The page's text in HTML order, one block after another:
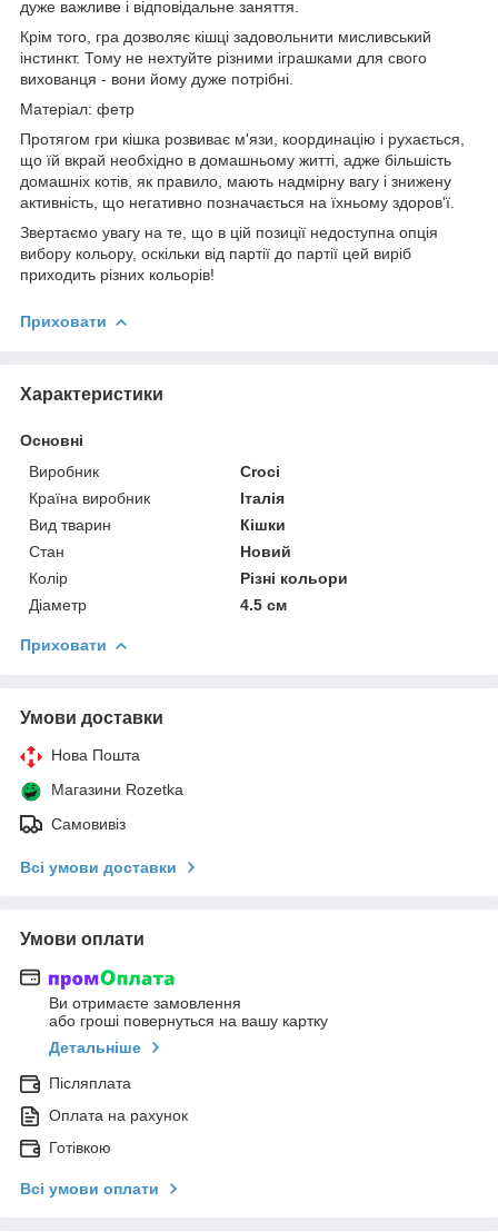
дуже важливе і відповідальне заняття.
Крім того, гра дозволяє кішці задовольнити мисливський
інстинкт. Тому не нехтуйте різними іграшками для свого
вихованця - вони йому дуже потрібні.
Матеріал: фетр
Протягом гри кішка розвиває м'язи, координацію і рухається,
що їй вкрай необхідно в домашньому житті, адже більшість
домашніх котів, як правило, мають надмірну вагу і знижену
активність, що негативно позначається на їхньому здоров'ї.
Звертаємо увагу на те, що в цій позиції недоступна опція
вибору кольору, оскільки від партії до партії цей виріб
приходить різних кольорів!
Приховати
Характеристики
Основні
Виробник
Croci
Країна виробник
Італія
Вид тварин
Кішки
Стан
Новий
Колір
Різні кольори
Діаметр
4.5 см
Приховати
Умови доставки
Нова Пошта
Магазини Rozetka
Самовивіз
Всі умови доставки
Умови оплати
Ви отримаєте замовлення
або гроші повернуться на вашу картку
Детальніше
Післяплата
Оплата на рахунок
Готівкою
Всі умови оплати